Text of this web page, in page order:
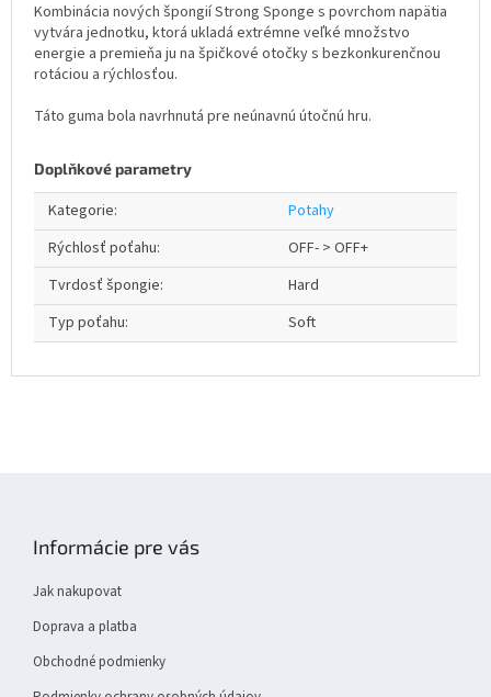
Kombinácia nových špongií Strong Sponge s povrchom napätia
vytvára jednotku, ktorá ukladá extrémne veľké množstvo
energie a premieňa ju na špičkové otočky s bezkonkurenčnou
rotáciou a rýchlosťou.
Táto guma bola navrhnutá pre neúnavnú útočnú hru.
Doplňkové parametry
Kategorie:
Potahy
Rýchlosť poťahu:
OFF- > OFF+
Tvrdosť špongie:
Hard
Typ poťahu: Soft
Informácie pre vás
Jak nakupovat
Doprava a platba
Obchodné podmienky